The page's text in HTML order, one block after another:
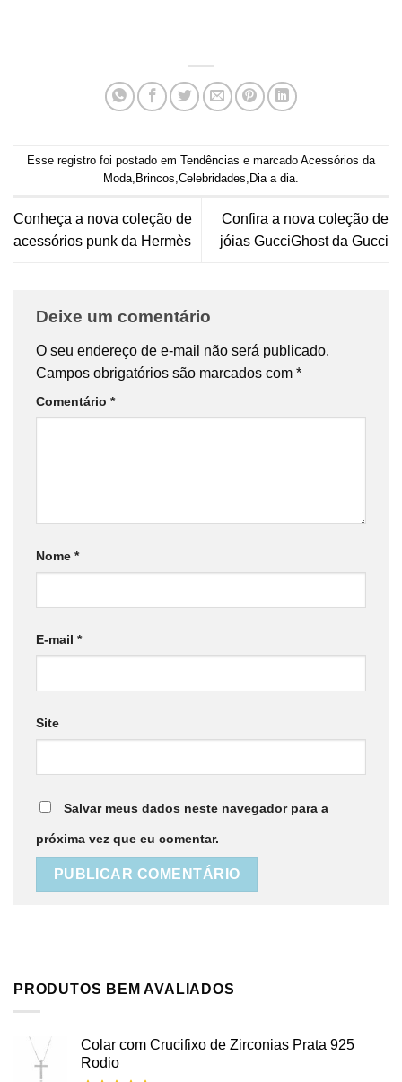
Esse registro foi postado em Tendências e marcado Acessórios da
Moda, Brincos,Celebridades, Dia a dia.
Conheça a nova coleção de
acessórios punk da Hermès
Confira a nova coleção de
jóias GucciGhost da Gucci
Deixe um comentário
O seu endereço de e-mail não será publicado.
Campos obrigatórios são marcados com *
Comentário *
Nome *
E-mail *
Site
Salvar meus dados neste navegador para a
próxima vez que eu comentar.
PRODUTOS BEM AVALIADOS
Colar com Crucifixo de Zirconias Prata 925
Rodio